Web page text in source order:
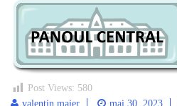
Post Views: 580
valentin.maier
mai 30, 2023